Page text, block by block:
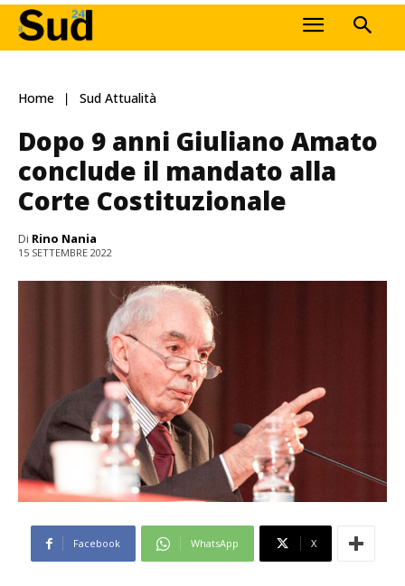
Home Sud Attualità
Dopo 9 anni Giuliano Amato
conclude il mandato alla
Corte Costituzionale
Di Rino Nania
15 SETTEMBRE 2022
Facebook WhatsApp X